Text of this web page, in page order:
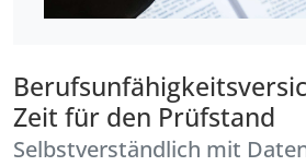
Zeit für den Prüfstand
Selbstverständlich mit